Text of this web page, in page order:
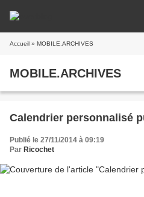
Accueil » MOBILE.ARCHIVES
MOBILE.ARCHIVES
Calendrier personnalisé
Publié le 27/11/2014 à 09:19
Par Ricochet